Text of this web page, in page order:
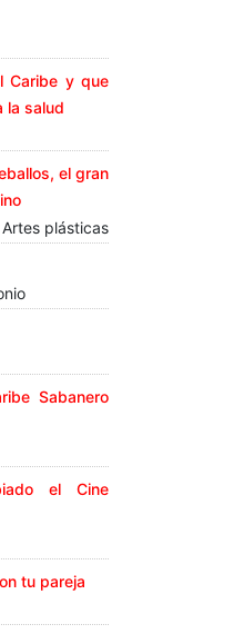
Caribe y que
la salud
el gran
plásticas
Sabanero
el Cine
tu pareja